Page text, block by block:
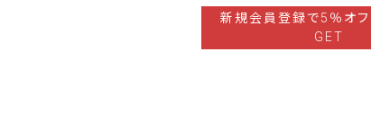
新規会員登録で5％オ
GET